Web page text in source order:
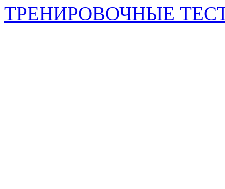
ТРЕНИРОВОЧНЫЕ